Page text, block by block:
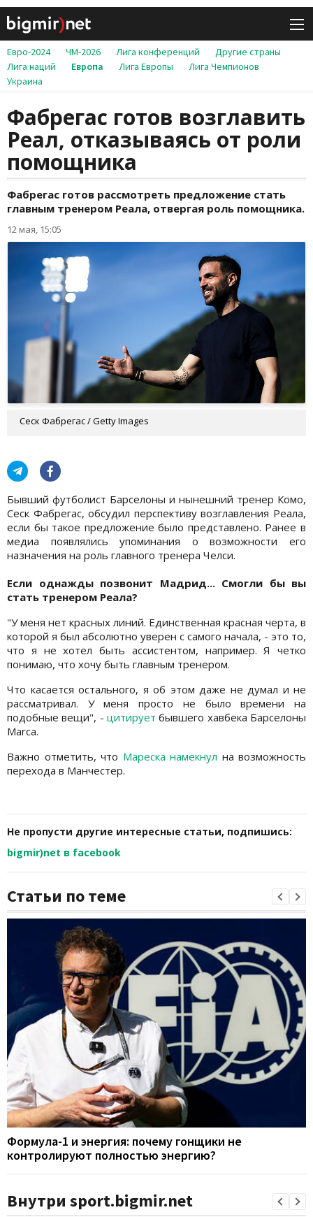
Евро-2024 ЧМ-2026 Лига конференций
Другие страны
Лига наций
Европа Лига Европы
Лига Чемпионов
Украина
Фабрегас готов возглавить
Реал, отказываясь от роли
помощника
Фабрегас готов рассмотреть предложение стать
главным тренером Реала, отвергая роль помощника.
12 мая, 15:05
Сеск Фабрегас / Getty Images
Бывший футболист Барселоны и нынешний тренер Комо,
Сеск Фабрегас, обсудил перспективу возглавления Реала,
если бы такое предложение было представлено. Ранее в
медиа появлялись упоминания о возможности его
назначения на роль главного тренера Челси.
Если однажды позвонит Мадрид... Смогли бы вы
стать тренером Реала?
"У меня нет красных линий. Единственная красная черта, в
которой я был абсолютно уверен с самого начала, - это то,
что я не хотел быть ассистентом, например. Я четко
понимаю, что хочу быть главным тренером.
Что касается остального, я об этом даже не думал и не
рассматривал. У меня просто не было времени на
подобные вещи", - цитируетбывшего хавбека Барселоны
Marca.
Важно отметить, что Мареска намекнул на возможность
перехода в Манчестер.
Не пропусти другие интересные статьи, подпишись:
bigmir)net в facebook
Статьи по теме
Формула-1 и энергия: почему гонщики не
контролируют полностью энергию?
Внутри sport.bigmir.net